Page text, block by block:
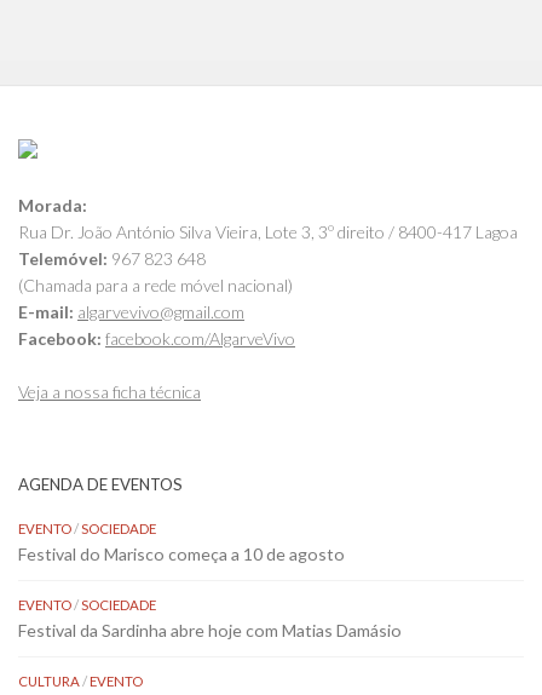
Morada:
Rua Dr. João António Silva Vieira, Lote 3, 3º direito / 8400-417 Lagoa
Telemóvel: 967 823 648
(Chamada para a rede móvel nacional)
E-mail: algarvevivo@gmail.com
Facebook: facebook.com/AlgarveVivo
Veja a nossa ficha técnica
AGENDA DE EVENTOS
EVENTO/SOCIEDADE
Festival do Marisco começa a 10 de agosto
EVENTO/SOCIEDADE
Festival da Sardinha abre hoje com Matias Damásio
CULTURA/EVENTO